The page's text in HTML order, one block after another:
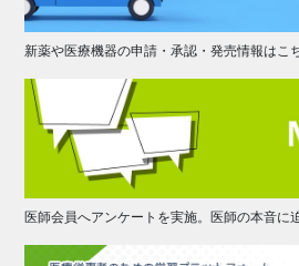
新薬や医療機器の申請・承認・発売情報はこ
医師会員へアンケートを実施。医師の本音に